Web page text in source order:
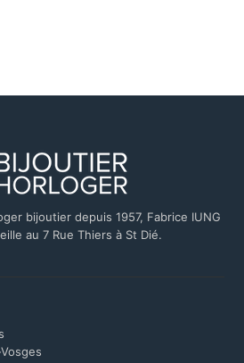
bijoutier depuis 1957, Fabrice IUNG
au 7 Rue Thiers à St Dié.